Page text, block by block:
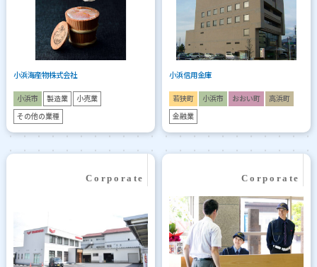
小浜海産物株式会社
小浜市 製造業 小売業
その他の業種
小浜信用金庫
若狭町 小浜市 おおい町 高浜町
金融業